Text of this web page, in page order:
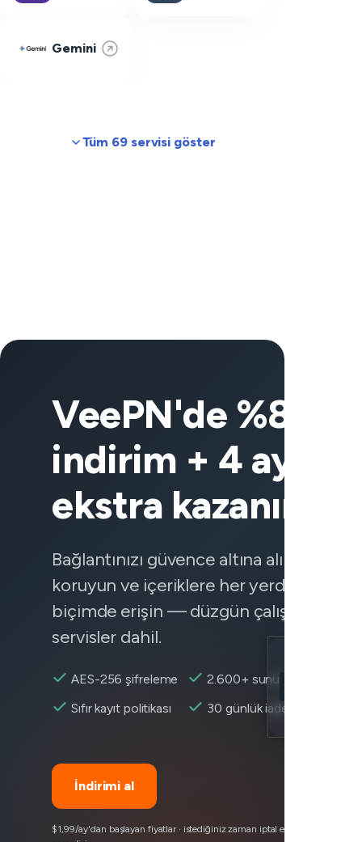
Gemini
Tüm 69 servisi göster
VeePN'de %83
indirim + 4 ay
ekstra kazanın
Bağlantınızı güvence altına alın,
koruyun ve içeriklere her yerden
biçimde erişin — düzgün çalışmayan
servisler dahil.
AES-256 şifreleme
2.600+ sunucu
Sıfır kayıt politikası
30 günlük iade
İndirimi al
$1,99/ay'dan başlayan fiyatlar · istediğiniz zaman iptal edin · 30 günlük